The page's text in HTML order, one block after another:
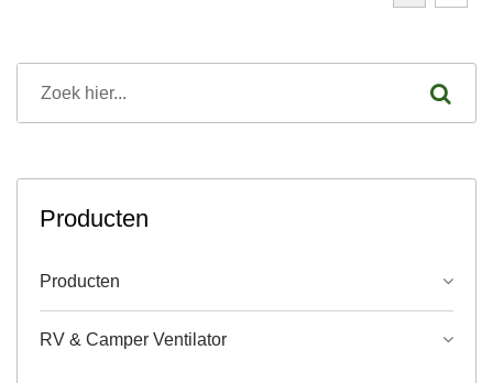
Producten
Producten
RV & Camper Ventilator